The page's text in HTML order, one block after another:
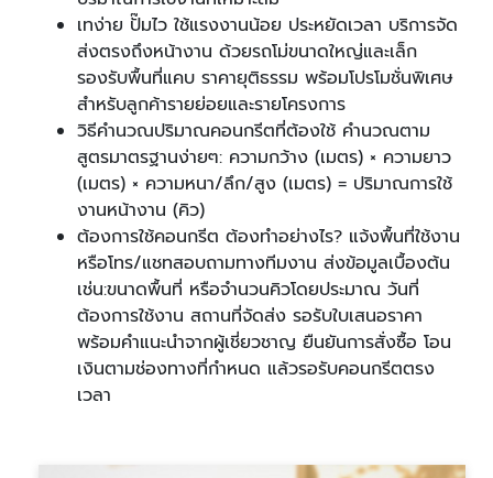
เทง่าย ปั๊มไว ใช้แรงงานน้อย ประหยัดเวลา บริการจัด
ส่งตรงถึงหน้างาน ด้วยรถโม่ขนาดใหญ่และเล็ก
รองรับพื้นที่แคบ ราคายุติธรรม พร้อมโปรโมชั่นพิเศษ
สำหรับลูกค้ารายย่อยและรายโครงการ
วิธีคำนวณปริมาณคอนกรีตที่ต้องใช้ คำนวณตาม
สูตรมาตรฐานง่ายๆ: ความกว้าง (เมตร) × ความยาว
(เมตร) × ความหนา/ลึก/สูง (เมตร) = ปริมาณการใช้
งานหน้างาน (คิว)
ต้องการใช้คอนกรีต ต้องทำอย่างไร? แจ้งพื้นที่ใช้งาน
หรือโทร/แชทสอบถามทางทีมงาน ส่งข้อมูลเบื้องต้น
เช่น:ขนาดพื้นที่ หรือจำนวนคิวโดยประมาณ วันที่
ต้องการใช้งาน สถานที่จัดส่ง รอรับใบเสนอราคา
พร้อมคำแนะนำจากผู้เชี่ยวชาญ ยืนยันการสั่งซื้อ โอน
เงินตามช่องทางที่กำหนด แล้วรอรับคอนกรีตตรง
เวลา